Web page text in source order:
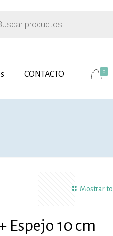
CONTACTO 0
Mostrar
Espejo 10 cm